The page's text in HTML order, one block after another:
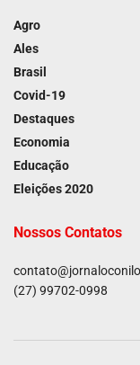
Agro
Ales
Brasil
Covid-19
Destaques
Economia
Educação
Eleições 2020
Nossos Contatos
(27) 99702-0998